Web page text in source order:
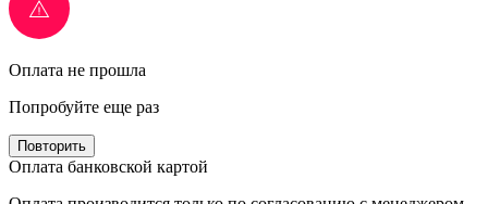
Оплата не прошла
Попробуйте еще раз
Повторить
Оплата банковской картой